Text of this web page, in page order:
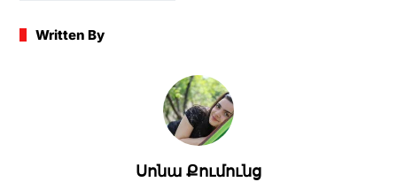
Written By
Սոնա Քումունց